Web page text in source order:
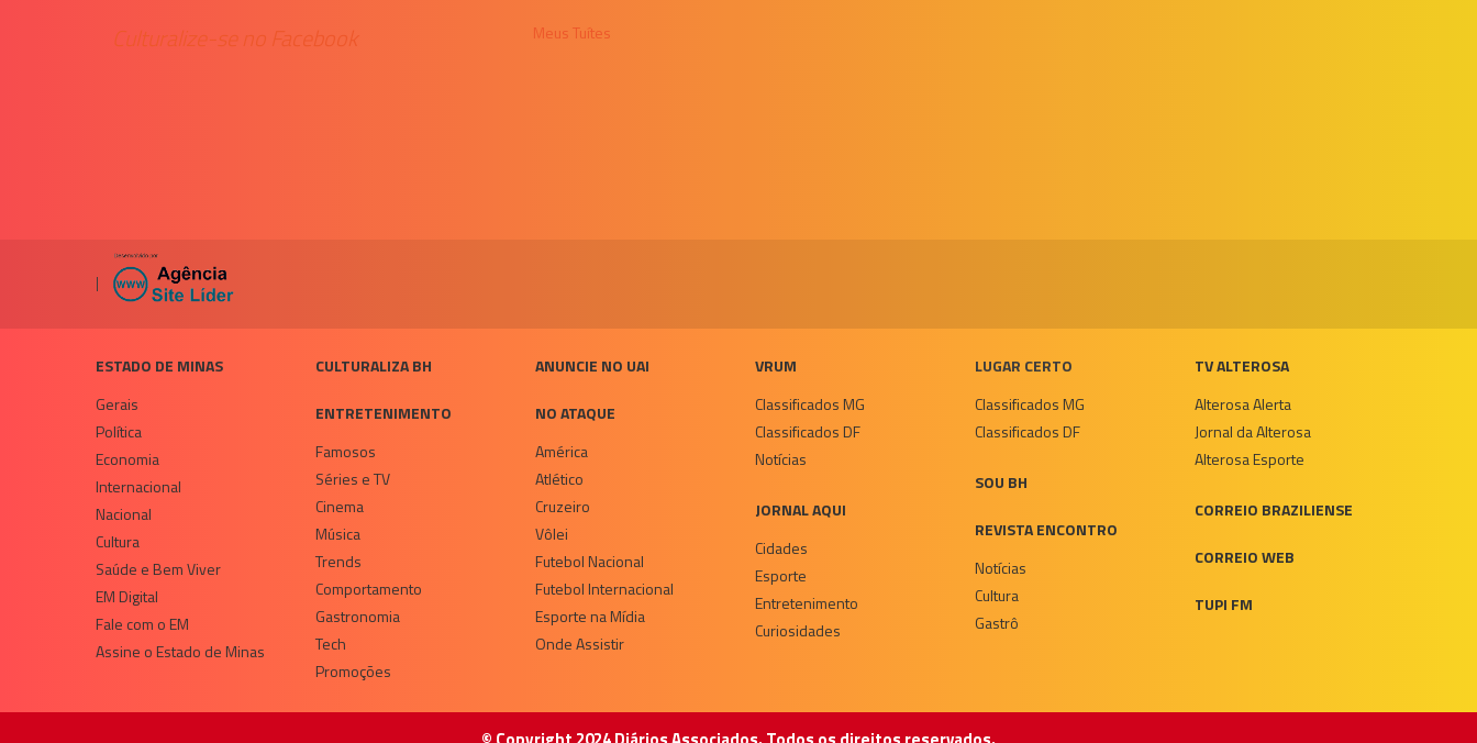
Culturalize-se no Facebook Meus Tuítes
|
ESTADO DE MINAS
Gerais
Política
Economia
Internacional
Nacional
Cultura
Saúde e Bem Viver
EM Digital
Fale com o EM
Assine o Estado de Minas
CULTURALIZA BH
ENTRETENIMENTO
Famosos
Séries e TV
Cinema
Música
Trends
Comportamento
Gastronomia
Tech
Promoções
ANUNCIE NO UAI
NO ATAQUE
América
Atlético
Cruzeiro
Vôlei
Futebol Nacional
Futebol Internacional
Esporte na Mídia
Onde Assistir
VRUM
Classificados MG
Classificados DF
Notícias
JORNAL AQUI
Cidades
Esporte
Entretenimento
Curiosidades
LUGAR CERTO
Classificados MG
Classificados DF
SOU BH
REVISTA ENCONTRO
Notícias
Cultura
Gastrô
TV ALTEROSA
Alterosa Alerta
Jornal da Alterosa
Alterosa Esporte
CORREIO BRAZILIENSE
CORREIO WEB
TUPI FM